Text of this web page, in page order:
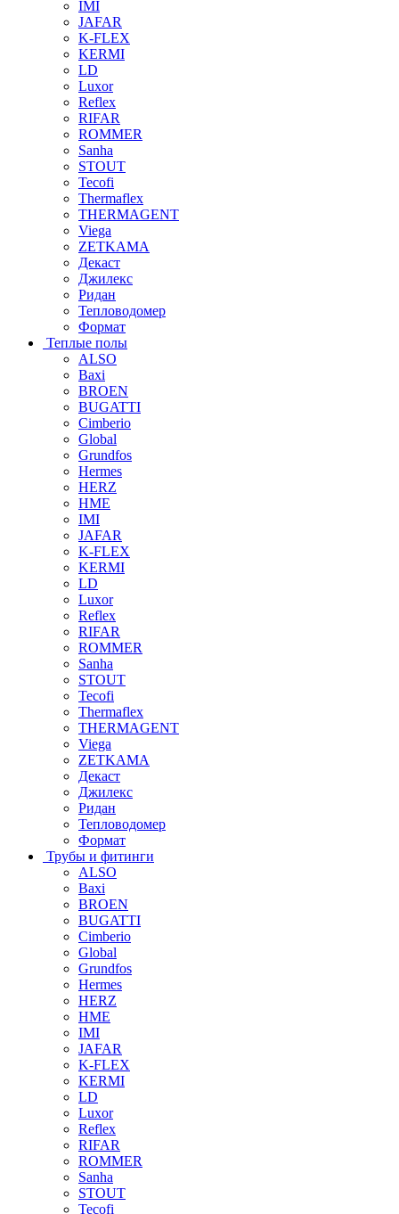
IMI
JAFAR
K-FLEX
KERMI
LD
Luxor
Reflex
RIFAR
ROMMER
Sanha
STOUT
Tecofi
Thermaflex
THERMAGENT
Viega
ZETKAMA
Декаст
Джилекс
Ридан
Тепловодомер
Формат
Теплые полы
ALSO
Baxi
BROEN
BUGATTI
Cimberio
Global
Grundfos
Hermes
HERZ
HME
IMI
JAFAR
K-FLEX
KERMI
LD
Luxor
Reflex
RIFAR
ROMMER
Sanha
STOUT
Tecofi
Thermaflex
THERMAGENT
Viega
ZETKAMA
Декаст
Джилекс
Ридан
Тепловодомер
Формат
Трубы и фитинги
ALSO
Baxi
BROEN
BUGATTI
Cimberio
Global
Grundfos
Hermes
HERZ
HME
IMI
JAFAR
K-FLEX
KERMI
LD
Luxor
Reflex
RIFAR
ROMMER
Sanha
STOUT
Tecofi